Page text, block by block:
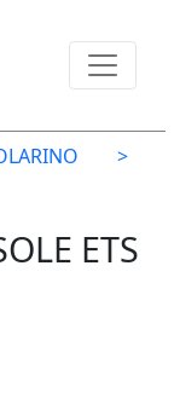
>
ETS